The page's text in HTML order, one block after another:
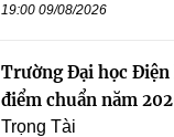
19:00 09/08/2026
Trường Đại học Điện
điểm chuẩn năm
Trọng Tài